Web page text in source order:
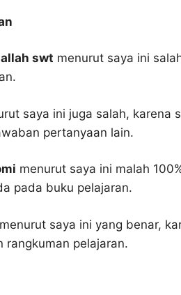
swt menurut saya ini
saya ini juga salah, karena
pertanyaan lain.
menurut saya ini malah
pada buku pelajaran.
menurut saya ini yang benar,
rangkuman pelajaran.